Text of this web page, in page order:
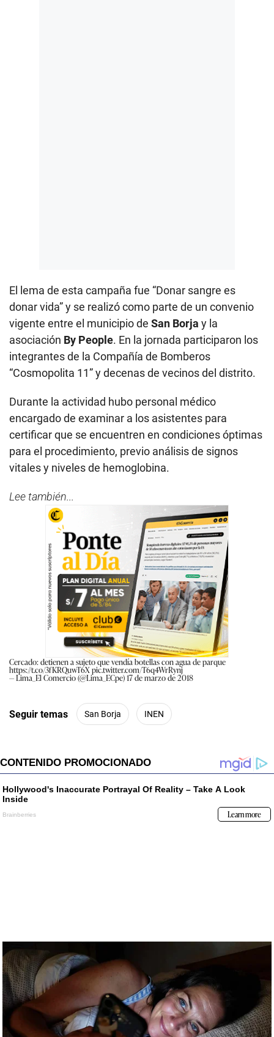
El lema de esta campaña fue “Donar sangre es
donar vida” y se realizó como parte de un convenio
vigente entre el municipio de San Borja y la
asociación By People. En la jornada participaron los
integrantes de la Compañía de Bomberos
“Cosmopolita 11” y decenas de vecinos del distrito.
Durante la actividad hubo personal médico
encargado de examinar a los asistentes para
certificar que se encuentren en condiciones óptimas
para el procedimiento, previo análisis de signos
vitales y niveles de hemoglobina.
Lee también...
Cercado: detienen a sujeto que vendía botellas con agua de parque
https://t.co/3fKRQuwT6Xpic.twitter.com/T6q4WrRynj
— Lima_El Comercio (@Lima_ECpe)17 de marzo de 2018
Seguir temas San Borja INEN